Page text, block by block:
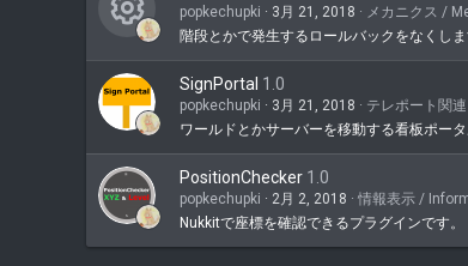
コ
ン
ツ
ア
イ
コ
ン
テ
ン
ツ
ア
イ
コ
ン
コ
ン
テ
ン
ツ
ア
popkechupki 3月 21, 2018
メカニクス /
階段とかで発生するロールバックをなくしま
SignPortal 1.0
popkechupki 3月 21, 2018
テレポート関
ワールドとかサーバーを移動する看板ポータ
PositionChecker 1.0
popkechupki 2月 2, 2018
情報表示 /
Nukkitで座標を確認できるプラグインです。